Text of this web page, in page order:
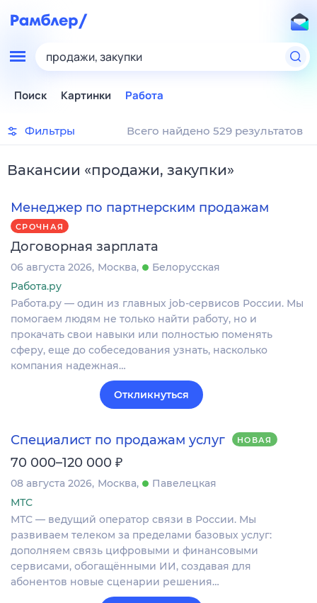
продажи, закупки
Поиск Картинки Работа
Фильтры Всего найдено 529 результатов
Вакансии «продажи, закупки»
Менеджер по партнерским продажам
СРОЧНАЯ
Договорная зарплата
06 августа 2026 Москва
Белорусская
Работа.ру
Работа.ру — один из главных job-сервисов России. Мы
помогаем людям не только найти работу, но и
прокачать свои навыки или полностью поменять
сферу, еще до собеседования узнать, насколько
компания надежная…
Откликнуться
Специалист по продажам услуг НОВАЯ
70 000–120 000 ₽
08 августа 2026 Москва
Павелецкая
МТС
МТС — ведущий оператор связи в России. Мы
развиваем телеком за пределами базовых услуг:
дополняем связь цифровыми и финансовыми
сервисами, обогащёнными ИИ, создавая для
абонентов новые сценарии решения…